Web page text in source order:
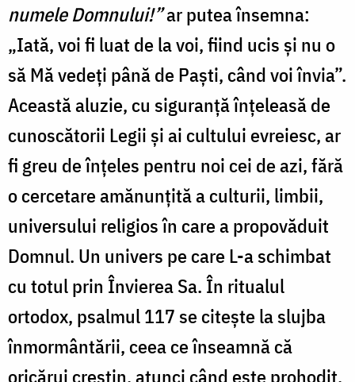
numele Domnului!”ar putea însemna:
„Iată, voi fi luat de la voi, fiind ucis și nu o
să Mă vedeți până de Paști, când voi învia”.
Această aluzie, cu siguranță înțeleasă de
cunoscătorii Legii și ai cultului evreiesc, ar
fi greu de înțeles pentru noi cei de azi, fără
o cercetare amănunțită a culturii, limbii,
universului religios în care a propovăduit
Domnul. Un univers pe care L-a schimbat
cu totul prin Învierea Sa. În ritualul
ortodox, psalmul 117 se citește la slujba
înmormântării, ceea ce înseamnă că
oricărui creștin, atunci când este prohodit,